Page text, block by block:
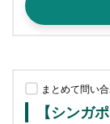
まとめて問い
【シンガ